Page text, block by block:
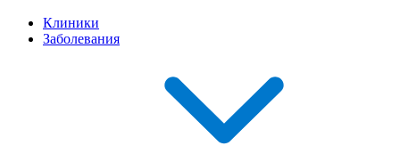
Клиники
Заболевания